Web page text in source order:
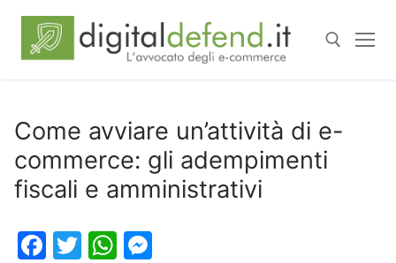
Come avviare un’attività di e-
commerce: gli adempimenti
fiscali e amministrativi
Facebook
TwitterWhatsApp